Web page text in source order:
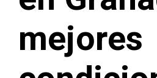
mejores